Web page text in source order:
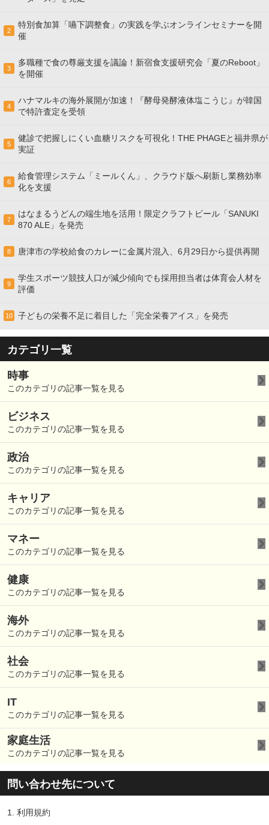
2
特別食加算「嚥下調整食」の実践を学ぶオンラインセミナーを開
催
3
多職種で食の尊厳支援を議論！新宿食支援研究会「夏のReboot」
を開催
4
ハナマルキの海外展開が加速！『酵母発酵液体塩こうじ』が韓国
で特許査定を受領
5
健診で把握しにくい血糖リスクを可視化！THE PHAGEと福井県が
実証
6
給食管理システム「ミールくん」、クラウド版へ刷新し業務効率
化を支援
7
はなまるうどんの端生地を活用！限定クラフトビール「SANUKI
870 ALE」を発売
8 唐津市の学校給食のカレーに金属片混入、6月29日から提供再開
9
学生スポーツ競技人口が減少傾向でも採用担当者は体育会人材を
評価
10 子どもの栄養不足に着目した「完全栄養アイス」を発売
カテゴリ一覧
時事
このカテゴリの記事一覧を見る
ビジネス
このカテゴリの記事一覧を見る
政治
このカテゴリの記事一覧を見る
キャリア
このカテゴリの記事一覧を見る
マネー
このカテゴリの記事一覧を見る
健康
このカテゴリの記事一覧を見る
海外
このカテゴリの記事一覧を見る
社会
このカテゴリの記事一覧を見る
IT
このカテゴリの記事一覧を見る
家庭生活
このカテゴリの記事一覧を見る
問い合わせ先について
1. 利用規約